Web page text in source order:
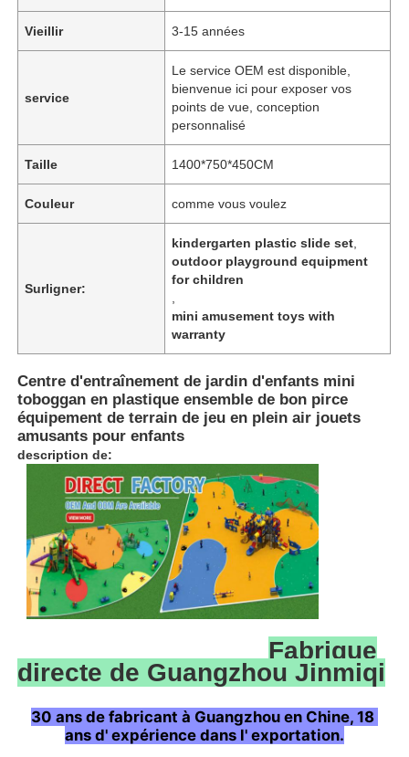
Accueil
À propos de nous
Visite de l'usine
Vieillir 3-15 années
service
Le service OEM est disponible,
bienvenue ici pour exposer vos
points de vue, conception
personnalisé
Taille 1400*750*450CM
Couleur comme vous voulez
Surligner:
kindergarten plastic slide set
outdoor playground equipment
for children
mini amusement toys with
warranty
Centre d'entraînement de jardin d'enfants mini
toboggan en plastique ensemble de bon pirce
équipement de terrain de jeu en plein air jouets
amusants pour enfants
description de:
Fabrique
directe de Guangzhou Jinmiqi
30 ans de fabricant à Guangzhou en Chine, 18
ans d' expérience dans l' exportation.